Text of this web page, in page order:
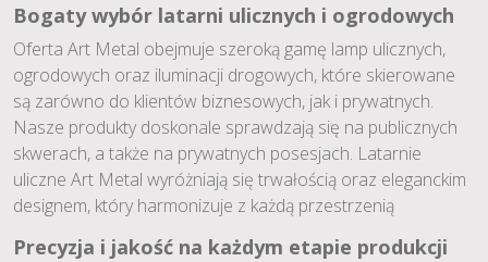
Bogaty wybór latarni ulicznych i ogrodowych
Oferta Art Metal obejmuje szeroką gamę lamp ulicznych,
ogrodowych oraz iluminacji drogowych, które skierowane
są zarówno do klientów biznesowych, jak i prywatnych.
Nasze produkty doskonale sprawdzają się na publicznych
skwerach, a także na prywatnych posesjach. Latarnie
uliczne Art Metal wyróżniają się trwałością oraz eleganckim
designem, który harmonizuje z każdą przestrzenią
Precyzja i jakość na każdym etapie produkcji